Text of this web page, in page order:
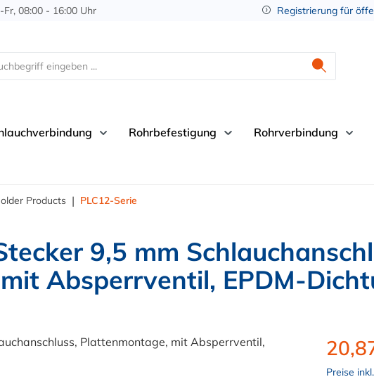
08:00 - 16:00 Uhr Registrierung für
Rohrbefestigung Rohrverbindung
Products | PLC12-Serie
9,5 mm
Absperrventil, EPDM-
Preise